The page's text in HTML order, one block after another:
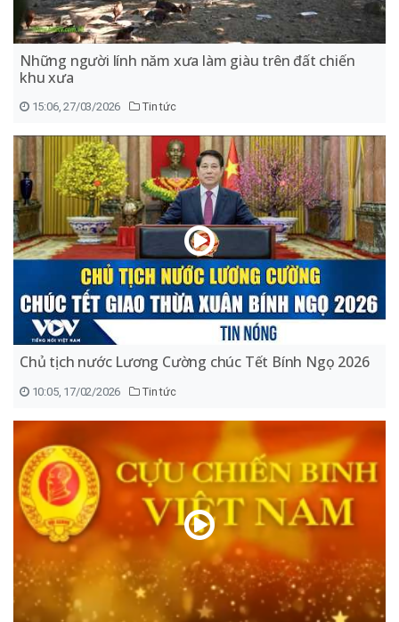
Những người lính năm xưa làm giàu trên đất chiến
khu xưa
15:06, 27/03/2026 Tin tức
Chủ tịch nước Lương Cường chúc Tết Bính Ngọ 2026
10:05, 17/02/2026 Tin tức